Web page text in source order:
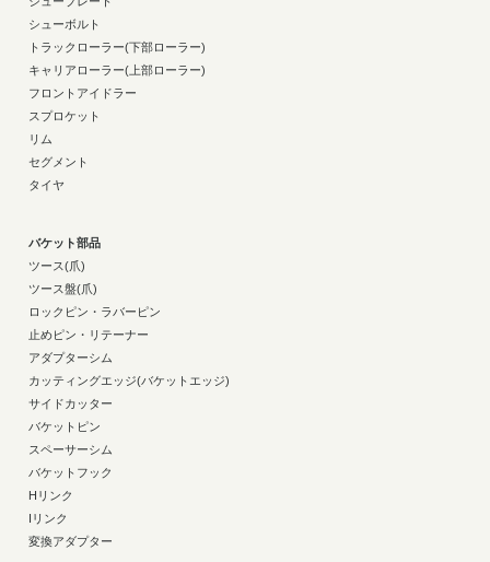
シューボルト
トラックローラー(下部ローラー)
キャリアローラー(上部ローラー)
フロントアイドラー
スプロケット
リム
セグメント
タイヤ
バケット部品
ツース(爪)
ツース盤(爪)
ロックピン・ラバーピン
止めピン・リテーナー
アダプターシム
カッティングエッジ(バケットエッジ)
サイドカッター
バケットピン
スペーサーシム
バケットフック
Hリンク
Iリンク
変換アダプター